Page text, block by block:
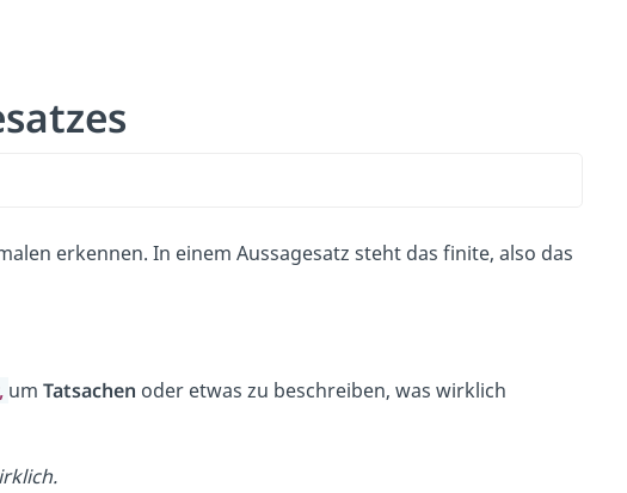
erkennen. In einem Aussagesatz steht das finite, also das
um Tatsachen oder etwas zu beschreiben, was wirklich